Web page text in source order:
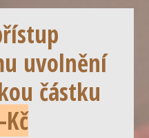
uvolnění
částku